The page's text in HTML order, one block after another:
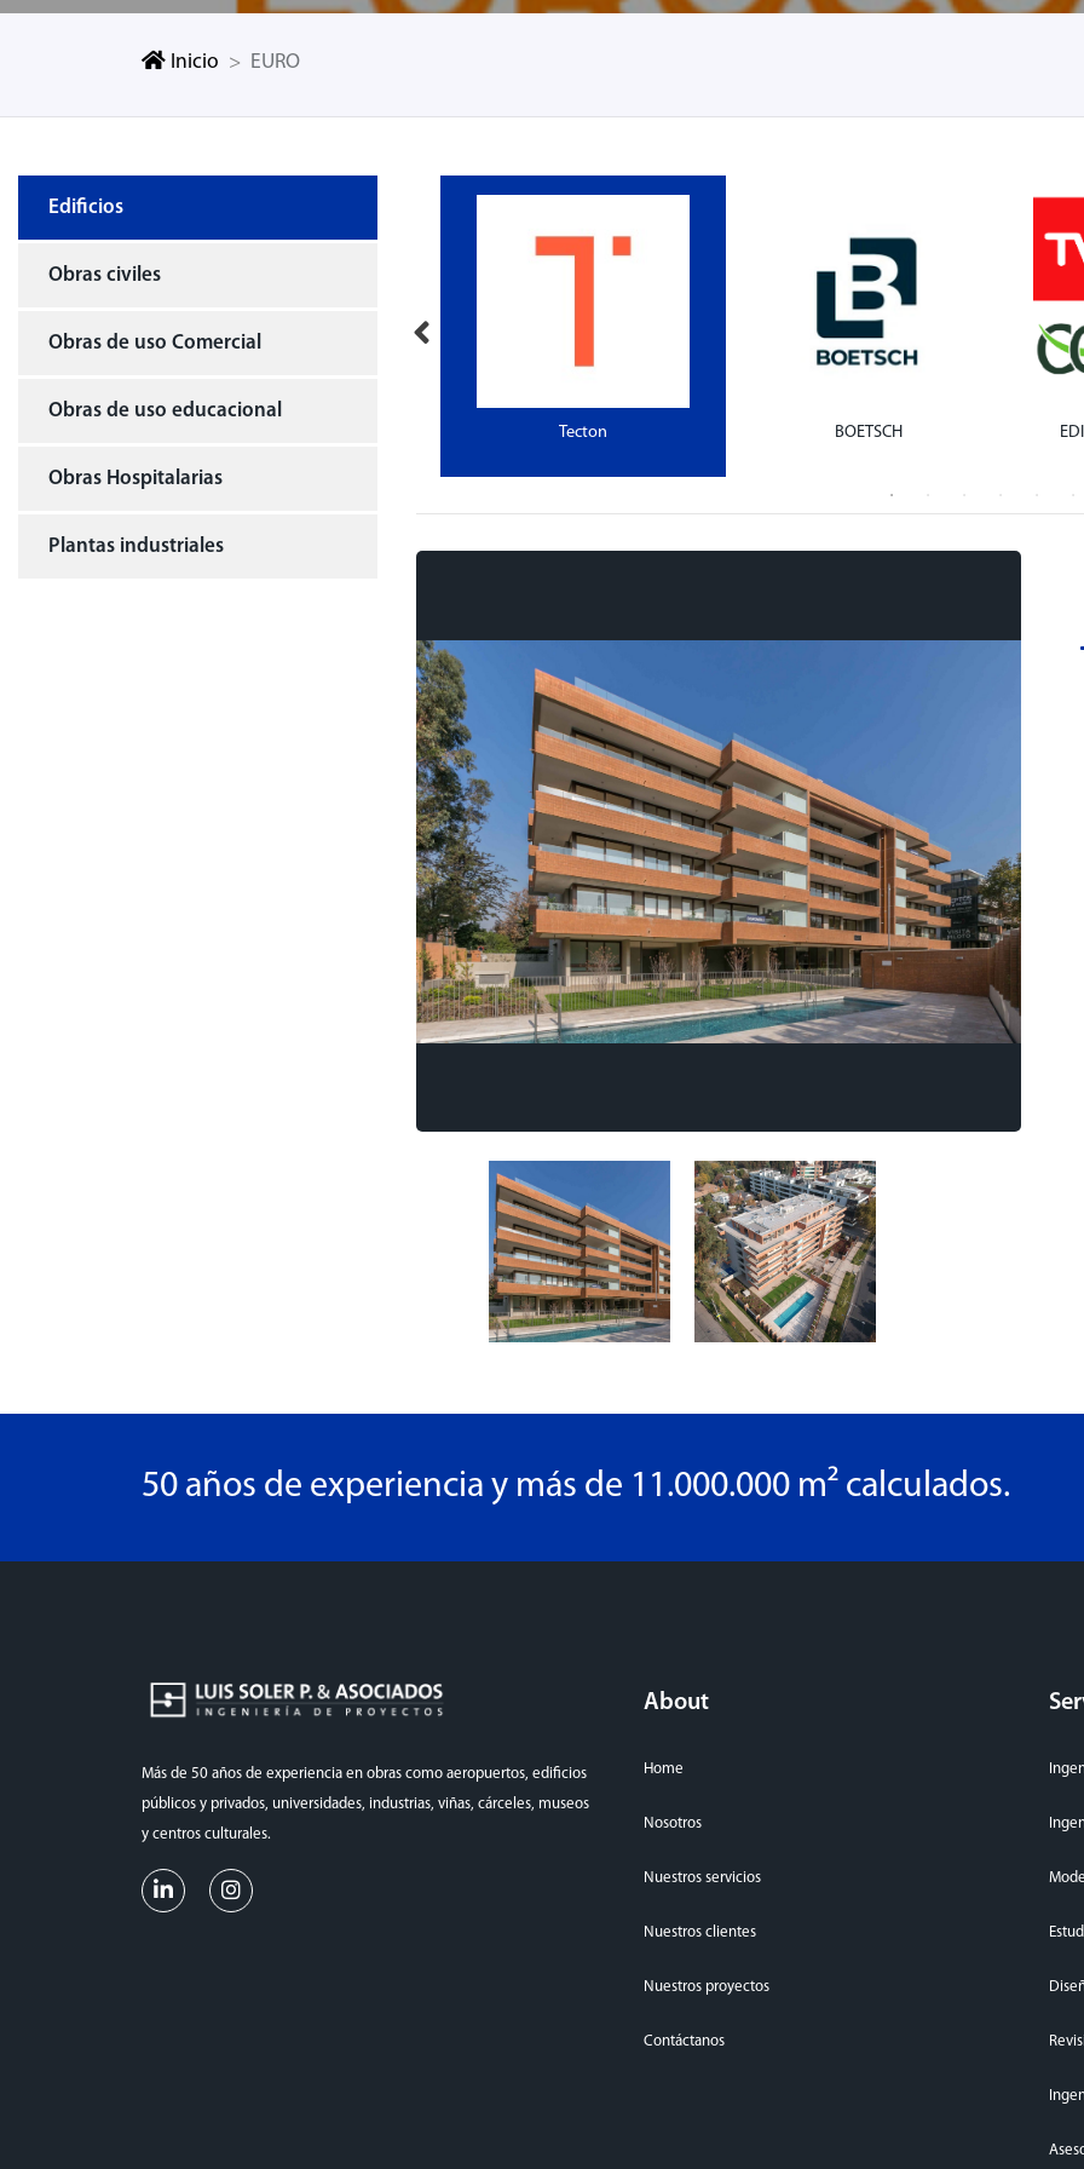
Inicio EURO
Edificios
Obras civiles
Obras de uso Comercial
Obras de uso educacional
Obras Hospitalarias
Plantas industriales
Tecton BOETSCH
50 años de experiencia y más de 11.000.000 m² calculados.
Más de 50 años de experiencia en obras como aeropuertos, edificios
públicos y privados, universidades, industrias, viñas, cárceles, museos
y centros culturales.
About
Home
Nosotros
Nuestros servicios
Nuestros clientes
Nuestros proyectos
Contáctanos